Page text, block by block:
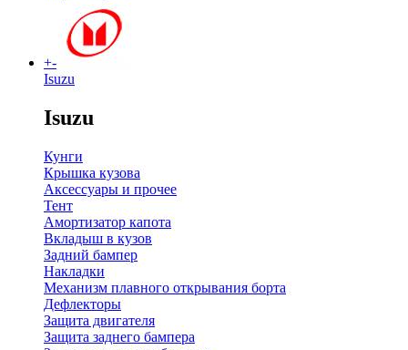
+-
Isuzu
Isuzu
Кунги
Крышка кузова
Аксессуары и прочее
Тент
Амортизатор капота
Вкладыш в кузов
Задний бампер
Накладки
Механизм плавного открывания борта
Дефлекторы
Защита двигателя
Защита заднего бампера